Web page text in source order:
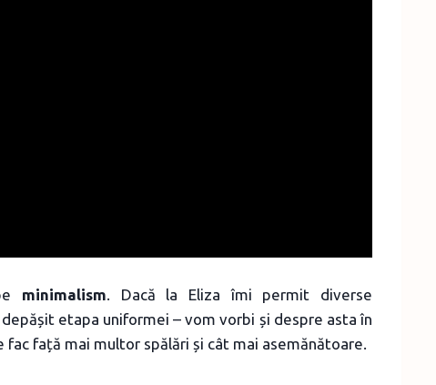
minimalism . Dacă la Eliza îmi permit diverse
etapa uniformei – vom vorbi și despre asta în
față mai multor spălări și cât mai asemănătoare.